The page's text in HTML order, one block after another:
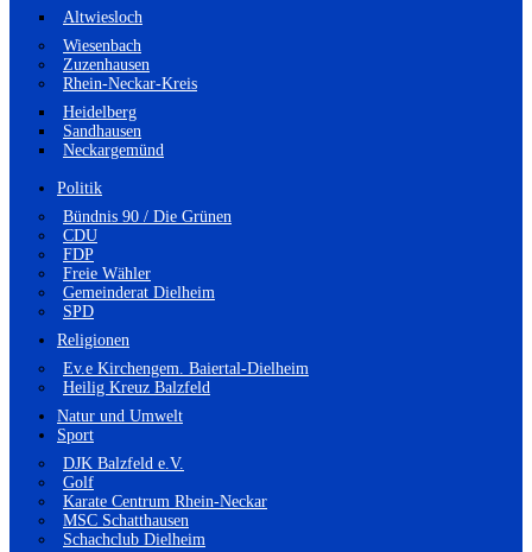
Altwiesloch
Wiesenbach
Zuzenhausen
Rhein-Neckar-Kreis
Heidelberg
Sandhausen
Neckargemünd
Politik
Bündnis 90 / Die Grünen
CDU
FDP
Freie Wähler
Gemeinderat Dielheim
SPD
Religionen
Ev.e Kirchengem. Baiertal-Dielheim
Heilig Kreuz Balzfeld
Natur und Umwelt
Sport
DJK Balzfeld e.V.
Golf
Karate Centrum Rhein-Neckar
MSC Schatthausen
Schachclub Dielheim